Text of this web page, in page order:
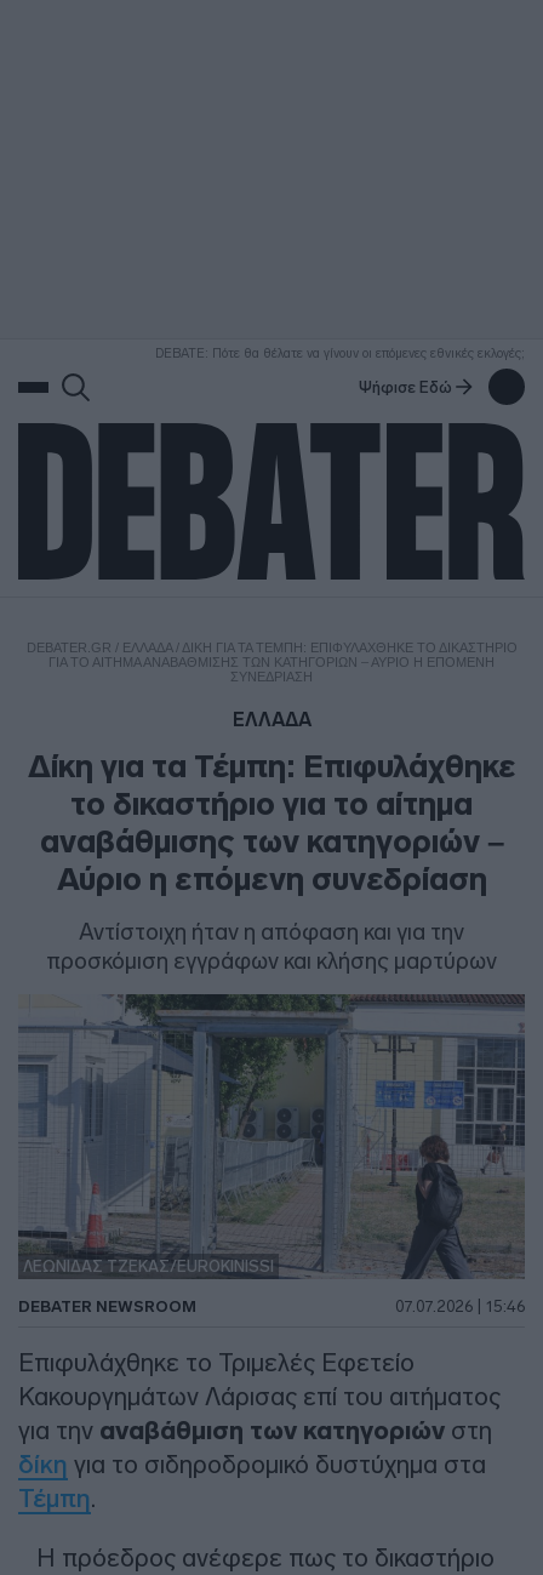
DEBATE: Πότε θα θέλατε να γίνουν οι επόμενες εθνικές εκλογές;
Ψήφισε Εδώ
DEBATER.GR / ΕΛΛΑΔΑ/ ΔΊΚΗ ΓΙΑ ΤΑ ΤΈΜΠΗ: ΕΠΙΦΥΛΆΧΘΗΚΕ ΤΟ ΔΙΚΑΣΤΉΡΙΟ
ΓΙΑ ΤΟ ΑΊΤΗΜΑ ΑΝΑΒΆΘΜΙΣΗΣ ΤΩΝ ΚΑΤΗΓΟΡΙΏΝ – ΑΎΡΙΟ Η ΕΠΌΜΕΝΗ
ΣΥΝΕΔΡΊΑΣΗ
ΕΛΛΑΔΑ
Δίκη για τα Τέμπη: Επιφυλάχθηκε
το δικαστήριο για το αίτημα
αναβάθμισης των κατηγοριών –
Αύριο η επόμενη συνεδρίαση
Αντίστοιχη ήταν η απόφαση και για την
προσκόμιση εγγράφων και κλήσης μαρτύρων
ΛΕΩΝΙΔΑΣ ΤΖΕΚΑΣ/EUROKINISSI
DEBATER NEWSROOM 07.07.2026 | 15:46
Επιφυλάχθηκε το Τριμελές Εφετείο
Κακουργημάτων Λάρισας επί του αιτήματος
για την αναβάθμιση των κατηγοριών στη
δίκη για το σιδηροδρομικό δυστύχημα στα
Τέμπη.
Η πρόεδρος ανέφερε πως το δικαστήριο